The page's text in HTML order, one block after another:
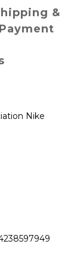
&
Payment
Nike